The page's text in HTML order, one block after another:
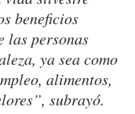
beneficios
las personas
ya sea como
alimentos,
subrayó.